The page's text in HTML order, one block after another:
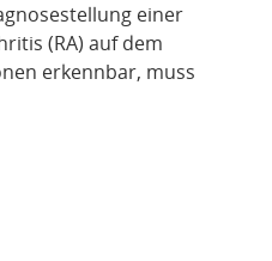
einer
(RA) auf dem
erkennbar, muss